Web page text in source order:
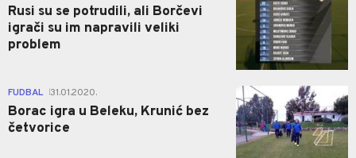
Rusi su se potrudili, ali Borčevi
igrači su im napravili veliki
problem
FUDBAL 31.01.2020.
Borac igra u Beleku, Krunić bez
četvorice